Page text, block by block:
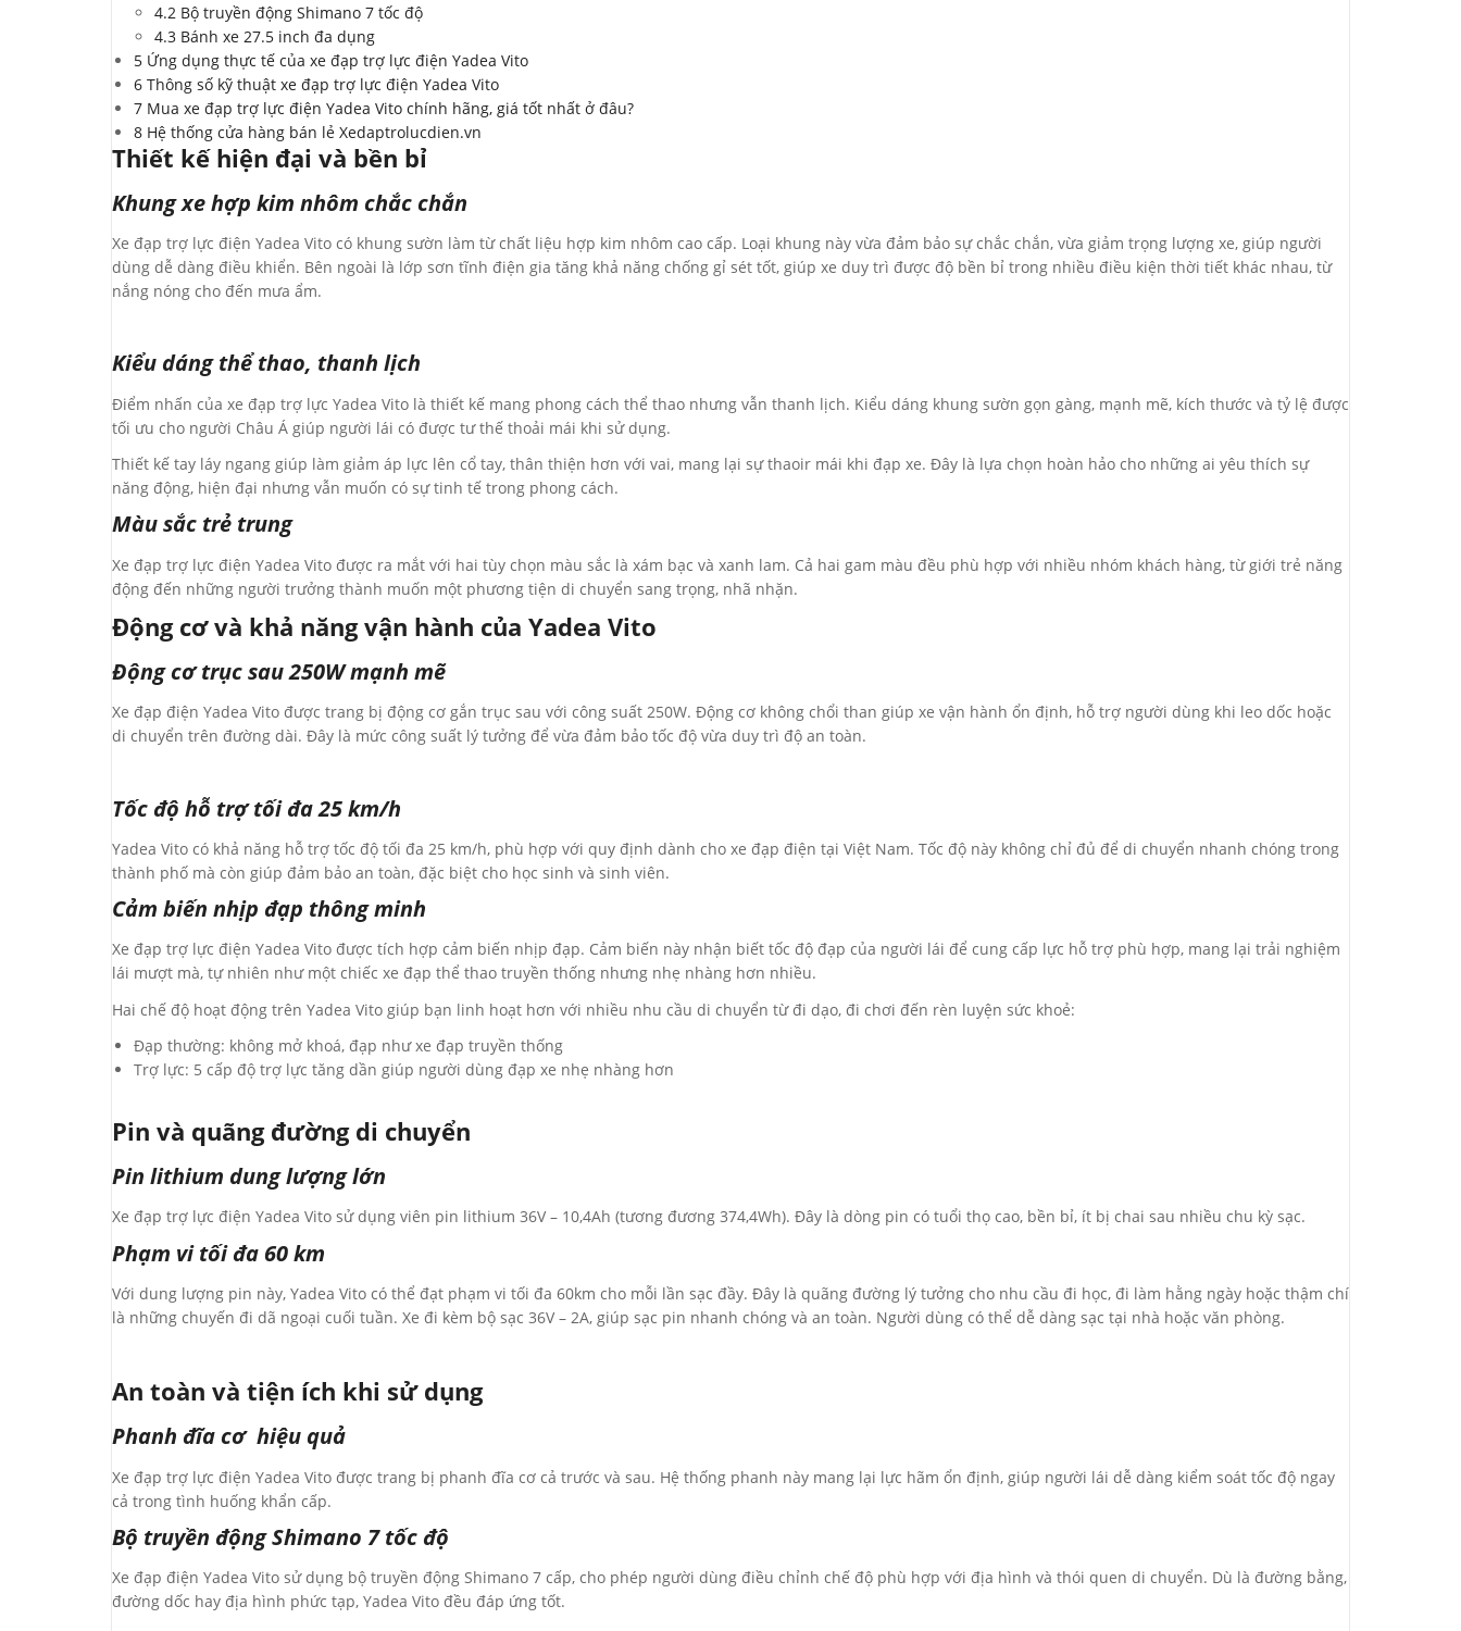
4.2 Bộ truyền động Shimano 7 tốc độ
4.3Bánh xe 27.5 inch đa dụng
5 Ứng dụng thực tế của xe đạp trợ lực điện Yadea Vito
6 Thông số kỹ thuật xe đạp trợ lực điện Yadea Vito
7 Mua xe đạp trợ lực điện Yadea Vito chính hãng, giá tốt nhất ở đâu?
8 Hệ thống cửa hàng bán lẻ Xedaptrolucdien.vn
Thiết kế hiện đại và bền bỉ
Khung xe hợp kim nhôm chắc chắn
Xe đạp trợ lực điện Yadea Vito có khung sườn làm từ chất liệu hợp kim nhôm cao cấp. Loại khung này vừa đảm bảo sự chắc chắn, vừa giảm trọng lượng xe, giúp người
dùng dễ dàng điều khiển. Bên ngoài là lớp sơn tĩnh điện gia tăng khả năng chống gỉ sét tốt, giúp xe duy trì được độ bền bỉ trong nhiều điều kiện thời tiết khác nhau, từ
nắng nóng cho đến mưa ẩm.
Kiểu dáng thể thao, thanh lịch
Điểm nhấn của xe đạp trợ lực Yadea Vito là thiết kế mang phong cách thể thao nhưng vẫn thanh lịch. Kiểu dáng khung sườn gọn gàng, mạnh mẽ, kích thước và tỷ lệ được
tối ưu cho người Châu Á giúp người lái có được tư thế thoải mái khi sử dụng.
Thiết kế tay láy ngang giúp làm giảm áp lực lên cổ tay, thân thiện hơn với vai, mang lại sự thaoir mái khi đạp xe. Đây là lựa chọn hoàn hảo cho những ai yêu thích sự
năng động, hiện đại nhưng vẫn muốn có sự tinh tế trong phong cách.
Màu sắc trẻ trung
Xe đạp trợ lực điện Yadea Vito được ra mắt với hai tùy chọn màu sắc là xám bạc và xanh lam. Cả hai gam màu đều phù hợp với nhiều nhóm khách hàng, từ giới trẻ năng
động đến những người trưởng thành muốn một phương tiện di chuyển sang trọng, nhã nhặn.
Động cơ và khả năng vận hành của Yadea Vito
Động cơ trục sau 250W mạnh mẽ
Xe đạp điện Yadea Vito được trang bị động cơ gắn trục sau với công suất 250W. Động cơ không chổi than giúp xe vận hành ổn định, hỗ trợ người dùng khi leo dốc hoặc
di chuyển trên đường dài. Đây là mức công suất lý tưởng để vừa đảm bảo tốc độ vừa duy trì độ an toàn.
Tốc độ hỗ trợ tối đa 25 km/h
Yadea Vito có khả năng hỗ trợ tốc độ tối đa 25 km/h, phù hợp với quy định dành cho xe đạp điện tại Việt Nam. Tốc độ này không chỉ đủ để di chuyển nhanh chóng trong
thành phố mà còn giúp đảm bảo an toàn, đặc biệt cho học sinh và sinh viên.
Cảm biến nhịp đạp thông minh
Xe đạp trợ lực điện Yadea Vito được tích hợp cảm biến nhịp đạp. Cảm biến này nhận biết tốc độ đạp của người lái để cung cấp lực hỗ trợ phù hợp, mang lại trải nghiệm
lái mượt mà, tự nhiên như một chiếc xe đạp thể thao truyền thống nhưng nhẹ nhàng hơn nhiều.
Hai chế độ hoạt động trên Yadea Vito giúp bạn linh hoạt hơn với nhiều nhu cầu di chuyển từ đi dạo, đi chơi đến rèn luyện sức khoẻ:
Đạp thường: không mở khoá, đạp như xe đạp truyền thống
Trợ lực: 5 cấp độ trợ lực tăng dần giúp người dùng đạp xe nhẹ nhàng hơn
Pin và quãng đường di chuyển
Pin lithium dung lượng lớn
Xe đạp trợ lực điện Yadea Vito sử dụng viên pin lithium 36V – 10,4Ah (tương đương 374,4Wh). Đây là dòng pin có tuổi thọ cao, bền bỉ, ít bị chai sau nhiều chu kỳ sạc.
Phạm vi tối đa 60 km
Với dung lượng pin này, Yadea Vito có thể đạt phạm vi tối đa 60km cho mỗi lần sạc đầy. Đây là quãng đường lý tưởng cho nhu cầu đi học, đi làm hằng ngày hoặc thậm chí
là những chuyến đi dã ngoại cuối tuần. Xe đi kèm bộ sạc 36V – 2A, giúp sạc pin nhanh chóng và an toàn. Người dùng có thể dễ dàng sạc tại nhà hoặc văn phòng.
An toàn và tiện ích khi sử dụng
Phanh đĩa cơ hiệu quả
Xe đạp trợ lực điện Yadea Vito được trang bị phanh đĩa cơ cả trước và sau. Hệ thống phanh này mang lại lực hãm ổn định, giúp người lái dễ dàng kiểm soát tốc độ ngay
cả trong tình huống khẩn cấp.
Bộ truyền động Shimano 7 tốc độ
Xe đạp điện Yadea Vito sử dụng bộ truyền động Shimano 7 cấp, cho phép người dùng điều chỉnh chế độ phù hợp với địa hình và thói quen di chuyển. Dù là đường bằng,
đường dốc hay địa hình phức tạp, Yadea Vito đều đáp ứng tốt.